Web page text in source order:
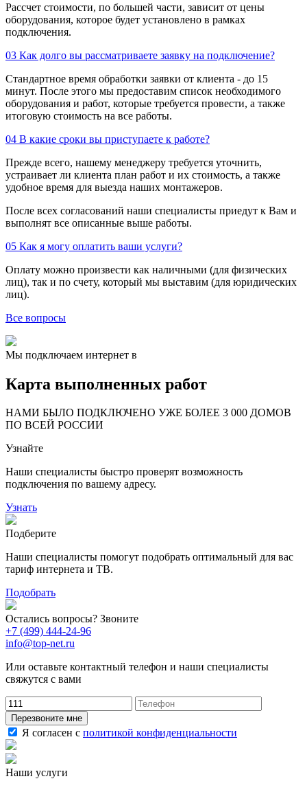
Рассчет стоимости, по большей части, зависит от цены
оборудования, которое будет установлено в рамках
подключения.
03 Как долго вы рассматриваете заявку на подключение?
Стандартное время обработки заявки от клиента - до 15
минут. После этого мы предоставим список необходимого
оборудования и работ, которые требуется провести, а также
итоговую стоимость на все работы.
04 В какие сроки вы приступаете к работе?
Прежде всего, нашему менеджеру требуется уточнить,
устраивает ли клиента план работ и их стоимость, а также
удобное время для выезда наших монтажеров.
После всех согласований наши специалисты приедут к Вам и
выполнят все описанные выше работы.
05 Как я могу оплатить ваши услуги?
Оплату можно произвести как наличными (для физических
лиц), так и по счету, который мы выставим (для юридических
лиц).
Все вопросы
Мы подключаем интернет в
Карта выполненных работ
НАМИ БЫЛО ПОДКЛЮЧЕНО УЖЕ БОЛЕЕ 3 000 ДОМОВ
ПО ВСЕЙ РОССИИ
57
163
29
99
78
48
Узнайте
Наши специалисты быстро проверят возможность
подключения по вашему адресу.
Узнать
Подберите
Наши специалисты помогут подобрать оптимальный для вас
тариф интернета и ТВ.
Подобрать
Остались вопросы? Звоните
+7 (499) 444-24-96
info@top-net.ru
Или оставьте контактный телефон и наши специалисты
свяжутся с вами
Перезвоните мне
Я согласен с политикой конфиденциальности
Наши услуги